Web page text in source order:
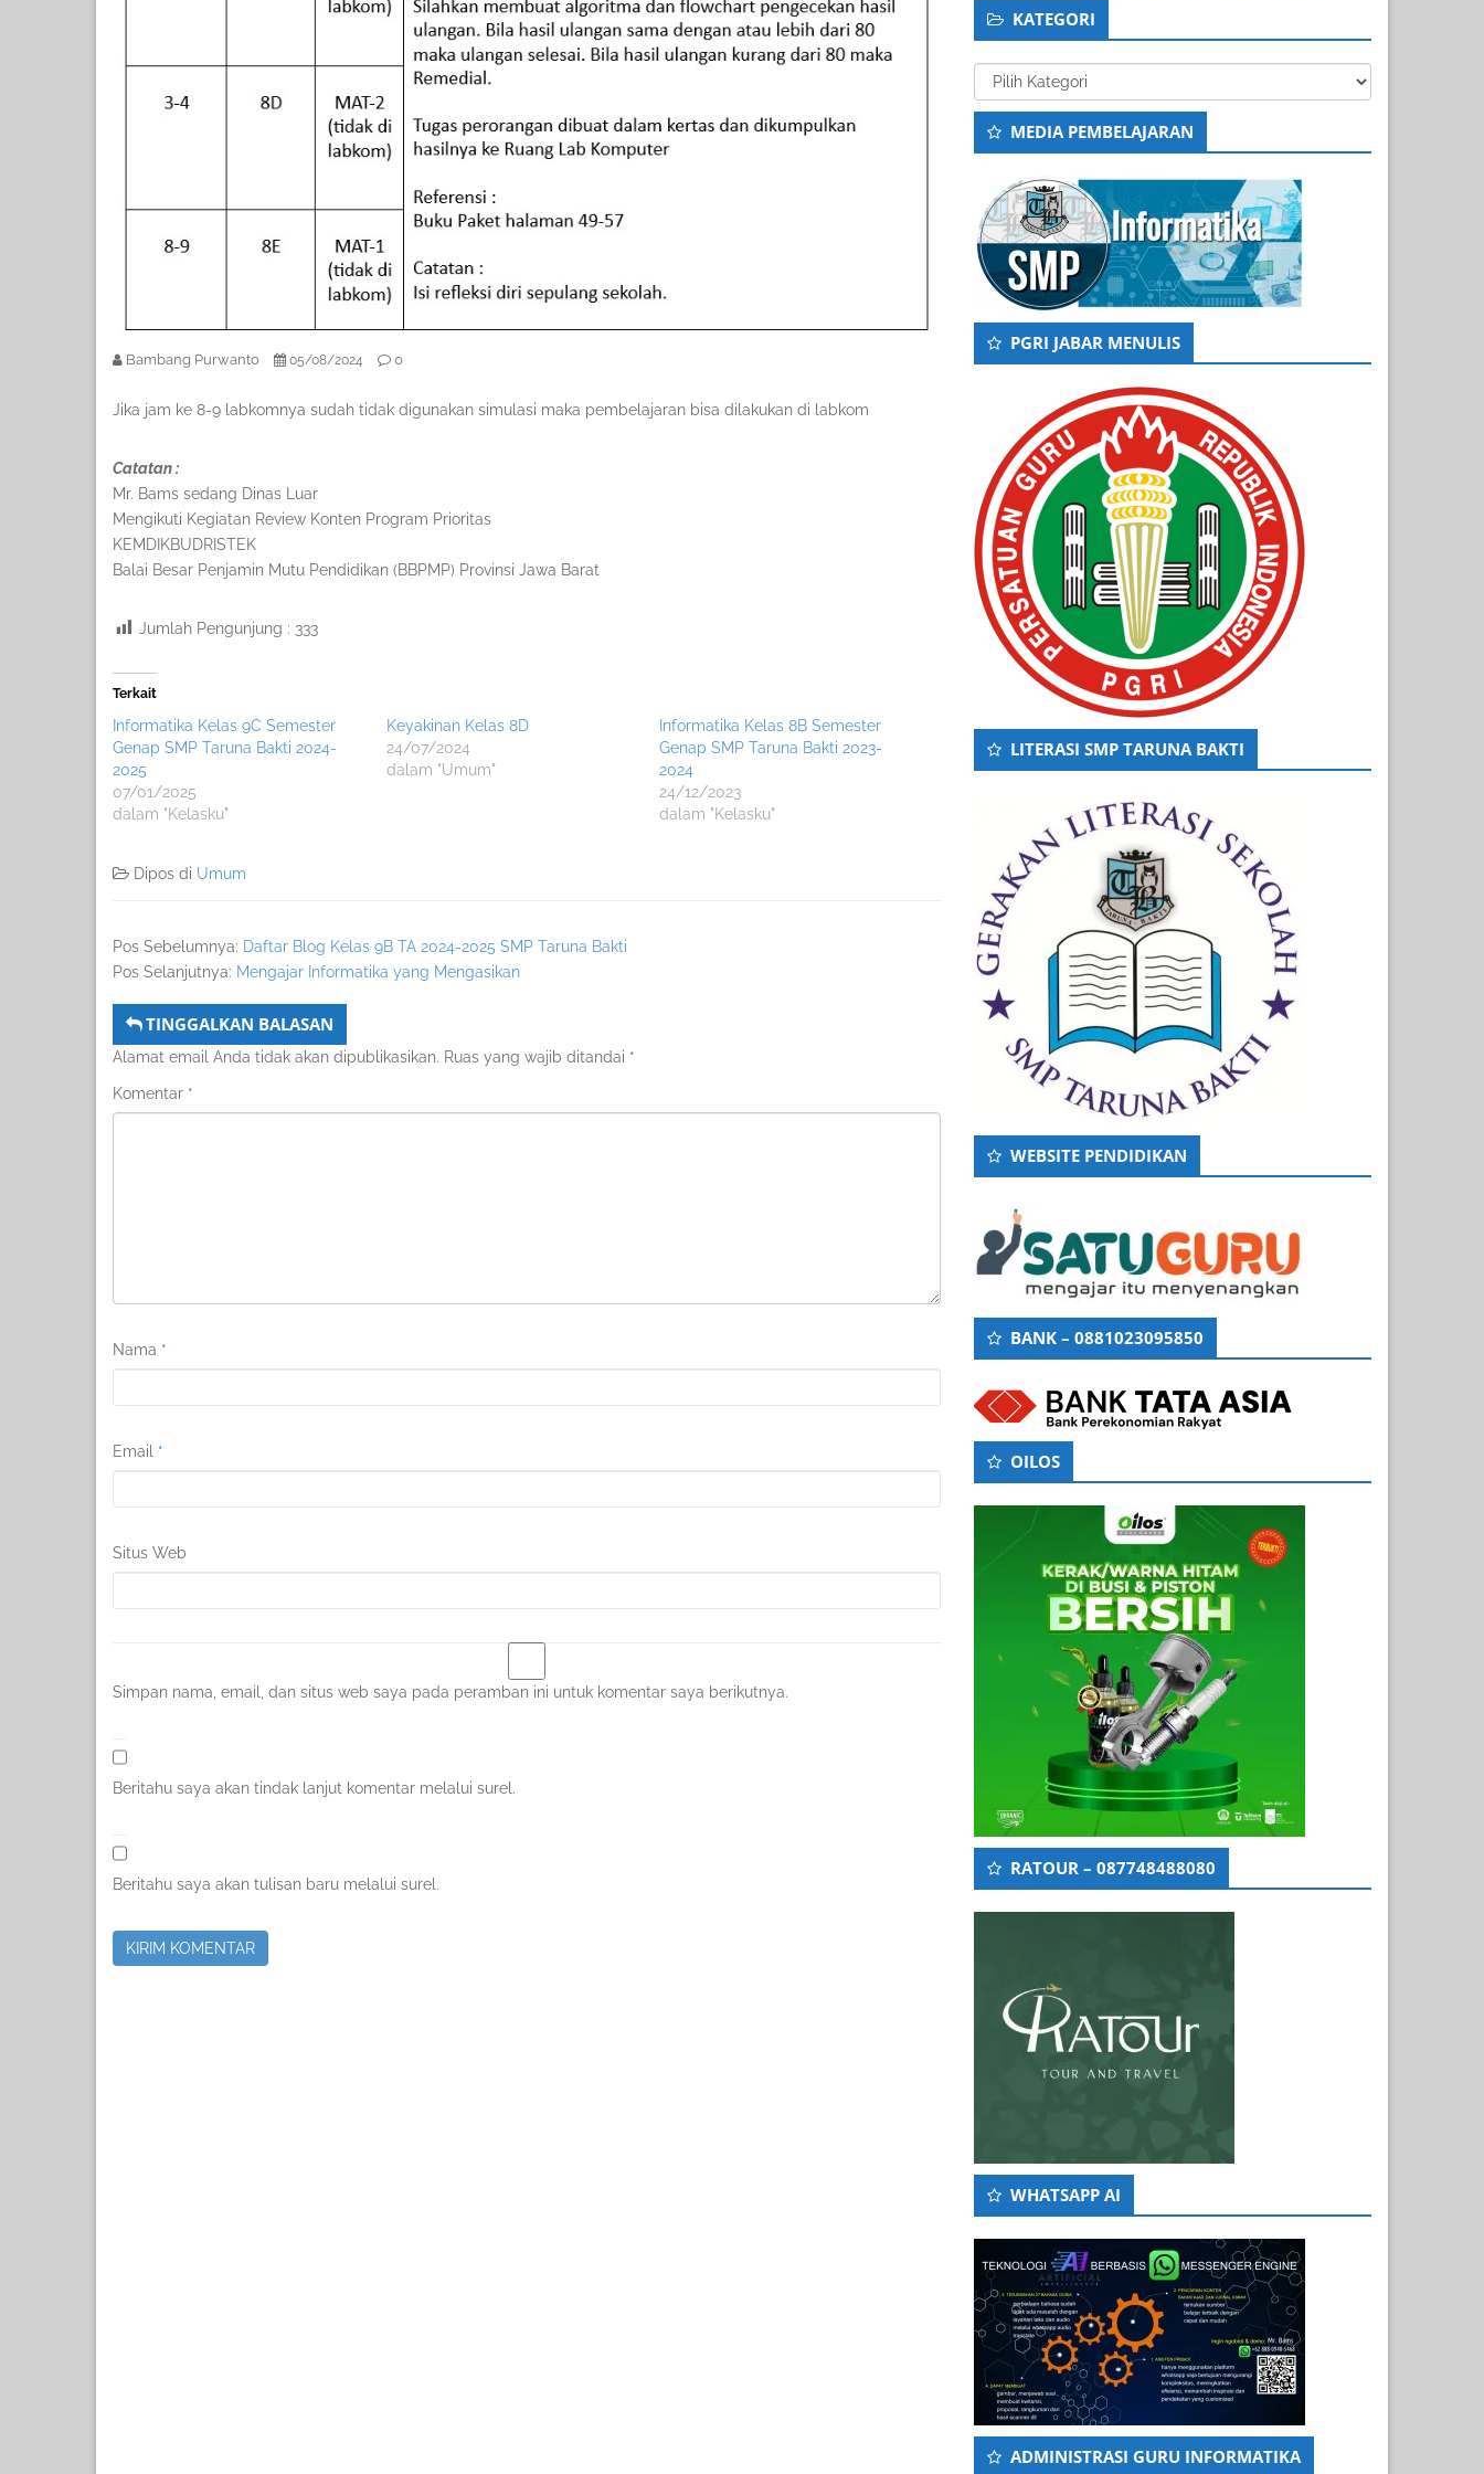
Bambang Purwanto 05/08/2024 0
Jika jam ke 8-9 labkomnya sudah tidak digunakan simulasi maka pembelajaran bisa dilakukan di labkom
Catatan :
Mr. Bams sedang Dinas Luar
Mengikuti Kegiatan Review Konten Program Prioritas
KEMDIKBUDRISTEK
Balai Besar Penjamin Mutu Pendidikan (BBPMP) Provinsi Jawa Barat
Jumlah Pengunjung : 333
Terkait
Informatika Kelas 9C Semester
Genap SMP Taruna Bakti 2024-
2025
07/01/2025
dalam "Kelasku"
Keyakinan Kelas 8D
24/07/2024
dalam "Umum"
Informatika Kelas 8B Semester
Genap SMP Taruna Bakti 2023-
2024
24/12/2023
dalam "Kelasku"
Dipos di Umum
Pos Sebelumnya: Daftar Blog Kelas 9B TA 2024-2025 SMP Taruna Bakti
Pos Selanjutnya: Mengajar Informatika yang Mengasikan
TINGGALKAN BALASAN
Alamat email Anda tidak akan dipublikasikan. Ruas yang wajib ditandai *
Komentar *
Nama *
Email *
Situs Web
Simpan nama, email, dan situs web saya pada peramban ini untuk komentar saya berikutnya.
Beritahu saya akan tindak lanjut komentar melalui surel.
Beritahu saya akan tulisan baru melalui surel.
KATEGORI
Kategori
MEDIA PEMBELAJARAN
PGRI JABAR MENULIS
LITERASI SMP TARUNA BAKTI
WEBSITE PENDIDIKAN
BANK – 0881023095850
OILOS
RATOUR – 087748488080
WHATSAPP AI
ADMINISTRASI GURU INFORMATIKA